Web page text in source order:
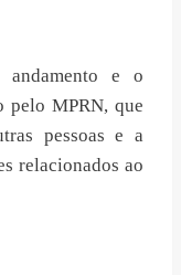
andamento e o
pelo MPRN, que
pessoas e a
relacionados ao